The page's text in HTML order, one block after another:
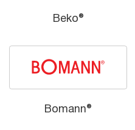
Beko®
Bomann®